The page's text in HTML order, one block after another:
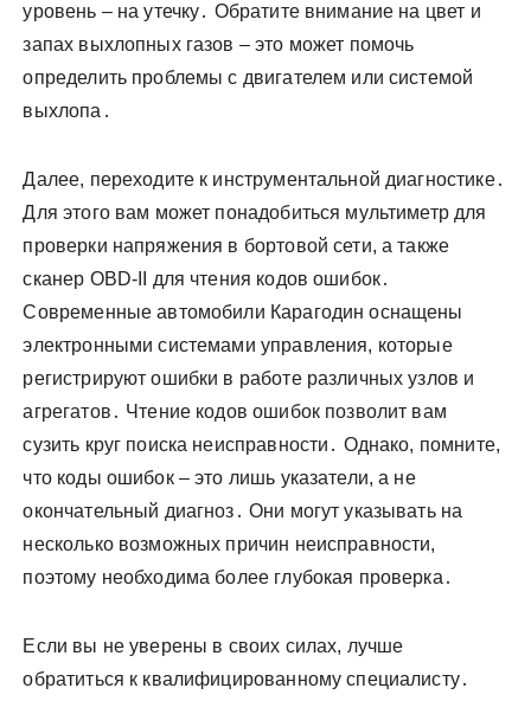
уровень – на утечку․ Обратите внимание на цвет и
запах выхлопных газов – это может помочь
определить проблемы с двигателем или системой
выхлопа․
Далее, переходите к инструментальной диагностике․
Для этого вам может понадобиться мультиметр для
проверки напряжения в бортовой сети, а также
сканер OBD-II для чтения кодов ошибок․
Современные автомобили Карагодин оснащены
электронными системами управления, которые
регистрируют ошибки в работе различных узлов и
агрегатов․ Чтение кодов ошибок позволит вам
сузить круг поиска неисправности․ Однако, помните,
что коды ошибок – это лишь указатели, а не
окончательный диагноз․ Они могут указывать на
несколько возможных причин неисправности,
поэтому необходима более глубокая проверка․
Если вы не уверены в своих силах, лучше
обратиться к квалифицированному специалисту․